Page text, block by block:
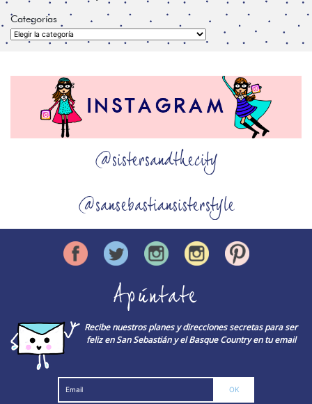
Categorías
Categorías
@sistersandthecity
@sansebastiansisterstyle
Apúntate
Recibe nuestros planes y direcciones secretas para ser
feliz en San Sebastián y el Basque Country en tu email